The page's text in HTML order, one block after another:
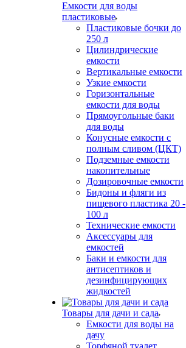
Емкости для воды
пластиковые
Пластиковые бочки до
250 л
Цилиндрические
емкости
Вертикальные емкости
Узкие емкости
Горизонтальные
емкости для воды
Прямоугольные баки
для воды
Конусные емкости с
полным сливом (ЦКТ)
Подземные емкости
накопительные
Дозировочные емкости
Бидоны и фляги из
пищевого пластика 20 -
100 л
Технические емкости
Аксессуары для
емкостей
Баки и емкости для
антисептиков и
дезинфицирующих
жидкостей
Товары для дачи и сада
Емкости для воды на
дачу
Торфяной туалет